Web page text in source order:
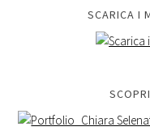
SCARICA I